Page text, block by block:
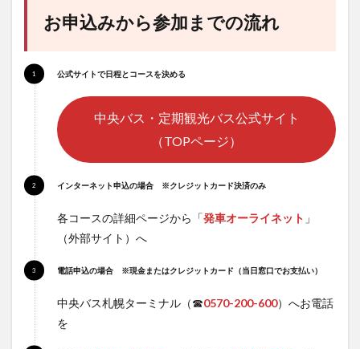
お申込みから参加までの流れ
公式サイトで日程とコースを決める
中央バス・定期観光バス公式サイト
（TOPページ）
インターネット申込の場合 ※クレジットカード決済のみ
各コースの詳細ページから「発車オーライネット 」
（外部サイト）へ
電話申込の場合 ※現金またはクレジットカード（当日窓口でお支払い）
中央バス札幌ターミナル（☎0570-200-600）へお電話
を